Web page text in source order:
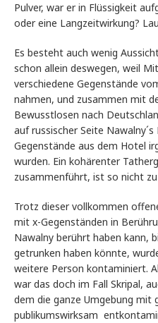
Pulver, war er in Flüssigkeit
oder eine Langzeitwirkung?
Es besteht auch wenig
schon allein deswegen, weil
verschiedene Gegenstände
nahmen, und zusammen mit
Bewusstlosen nach
auf russischer Seite
Gegenstände aus dem Hotel
wurden. Ein kohärenter
zusammenführt, ist so nicht
Trotz dieser vollkommen
mit x-Gegenständen in
Nawalny berührt haben kann,
getrunken haben könnte,
weitere Person kontaminiert.
war das doch im Fall Skripal,
dem die ganze Umgebung mit
publikumswirksam